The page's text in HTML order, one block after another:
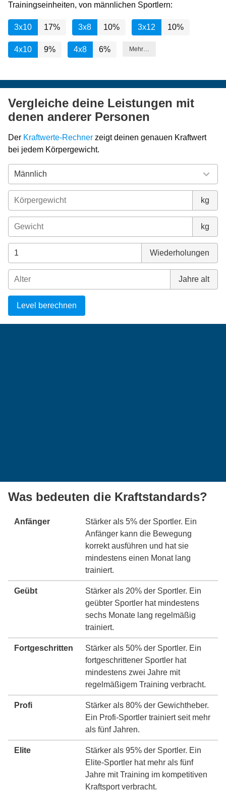
Trainingseinheiten, von männlichen Sportlern:
3x10 17% 3x8 10% 3x12 10%
4x10 9% 4x8 6% Mehr…
Vergleiche deine Leistungen mit
denen anderer Personen
Der Kraftwerte-Rechner zeigt deinen genauen Kraftwert
bei jedem Körpergewicht.
kg
kg
Wiederholungen
Jahre alt
Level berechnen
Was bedeuten die Kraftstandards?
Anfänger
Stärker als 5% der Sportler. Ein
Anfänger kann die Bewegung
korrekt ausführen und hat sie
mindestens einen Monat lang
trainiert.
Geübt
Stärker als 20% der Sportler. Ein
geübter Sportler hat mindestens
sechs Monate lang regelmäßig
trainiert.
Fortgeschritten
Stärker als 50% der Sportler. Ein
fortgeschrittener Sportler hat
mindestens zwei Jahre mit
regelmäßigem Training verbracht.
Profi
Stärker als 80% der Gewichtheber.
Ein Profi-Sportler trainiert seit mehr
als fünf Jahren.
Elite
Stärker als 95% der Sportler. Ein
Elite-Sportler hat mehr als fünf
Jahre mit Training im kompetitiven
Kraftsport verbracht.